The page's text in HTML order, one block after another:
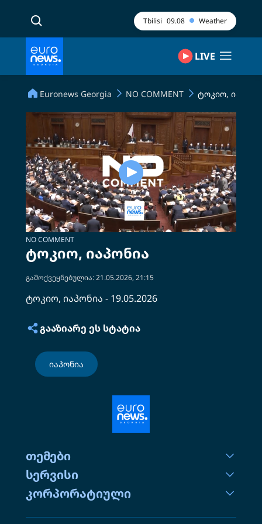
Tbilisi 09.08 Weather
LIVE
Euronews Georgia NO COMMENT ტოკიო,
NO COMMENT
ტოკიო, იაპონია
გამოქვეყნებულია: 21.05.2026, 21:15
ტოკიო, იაპონია - 19.05.2026
ᲒᲐᲐᲖᲘᲐᲠᲔ ᲔᲡ ᲡᲢᲐᲢᲘᲐ
იაპონია
თემები
სერვისი
კორპორატიული